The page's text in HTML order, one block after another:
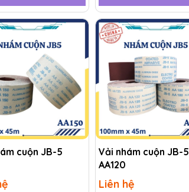
cuộn JB-5
Vải nhám cuộn JB-5
AA120
Liên hệ